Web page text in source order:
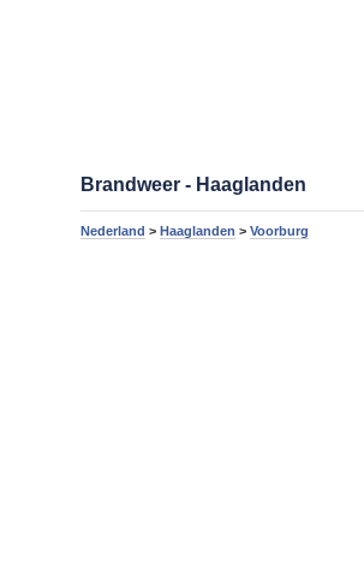
Brandweer - Haaglanden
Nederland >Haaglanden >Voorburg